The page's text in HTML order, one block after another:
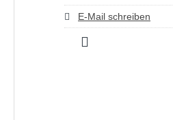
E-Mail schreiben